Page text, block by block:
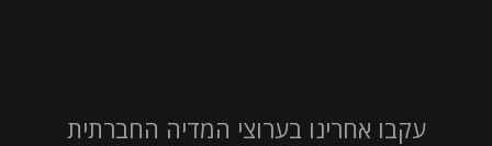
עקבו אחרינו בערוצי המדיה החברתית